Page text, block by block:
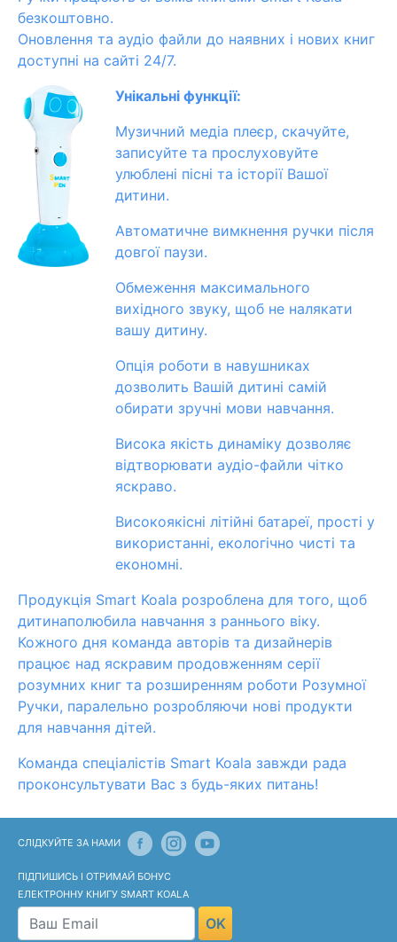
безкоштовно.
Оновлення та аудіо файли до наявних і нових книг
доступні на сайті 24/7.
Унікальні функції:
Музичний медіа плеєр, скачуйте,
записуйте та прослуховуйте
улюблені пісні та історії Вашої
дитини.
Автоматичне вимкнення ручки після
довгої паузи.
Обмеження максимального
вихідного звуку, щоб не налякати
вашу дитину.
Опція роботи в навушниках
дозволить Вашій дитині самій
обирати зручні мови навчання.
Висока якість динаміку дозволяє
відтворювати аудіо-файли чітко
яскраво.
Високоякісні літійні батареї, прості у
використанні, екологічно чисті та
економні.
Продукція Smart Koala розроблена для того, щоб
дитинаполюбила навчання з раннього віку.
Кожного дня команда авторів та дизайнерів
працює над яскравим продовженням серії
розумних книг та розширенням роботи Розумної
Ручки, паралельно розробляючи нові продукти
для навчання дітей.
Команда спеціалістів Smart Koala завжди рада
проконсультувати Вас з будь-яких питань!
СЛІДКУЙТЕ ЗА НАМИ
ПІДПИШИСЬ І ОТРИМАЙ БОНУС
ЕЛЕКТРОННУ КНИГУ SMART KOALA
OK